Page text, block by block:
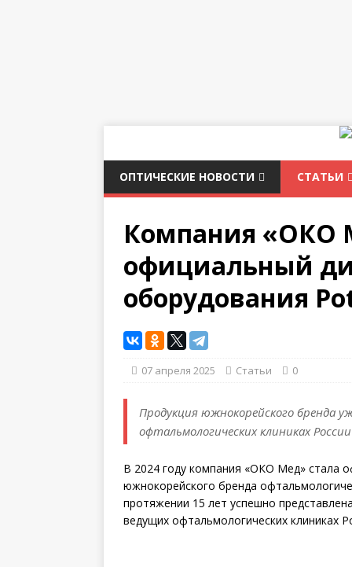
ОПТИЧЕСКИЕ НОВОСТИ СТАТЬИ
Компания «ОКО
официальный
оборудования
07 апреля 2025 Статьи 0
Продукция южнокорейского бренда
офтальмологических клиниках
В 2024 году компания «ОКО Мед» стала
южнокорейского бренда
протяжении 15 лет успешно
ведущих офтальмологических клиниках